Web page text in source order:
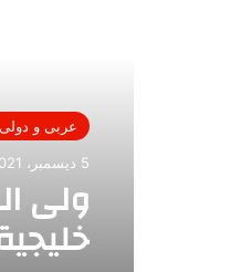
عربى و دولى
5 ديسمبر، 2021
ولى
خليجية